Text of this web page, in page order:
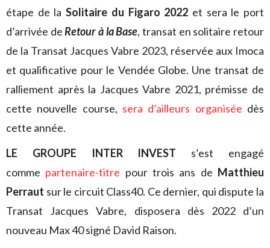
étape de laSolitaire du Figaro 2022 et sera le port
d’arrivée deRetour à la Base, transat en solitaire retour
de la Transat Jacques Vabre 2023, réservée aux Imoca
et qualificative pour le Vendée Globe. Une transat de
ralliement après la Jacques Vabre 2021, prémisse de
cette nouvelle course, sera d’ailleurs organisée dès
cette année.
LE GROUPE INTER INVEST s’est engagé
comme partenaire-titre pour trois ans de Matthieu
Perraut sur le circuit Class40. Ce dernier, qui dispute la
Transat Jacques Vabre, disposera dès 2022 d’un
nouveau Max 40 signé David Raison.